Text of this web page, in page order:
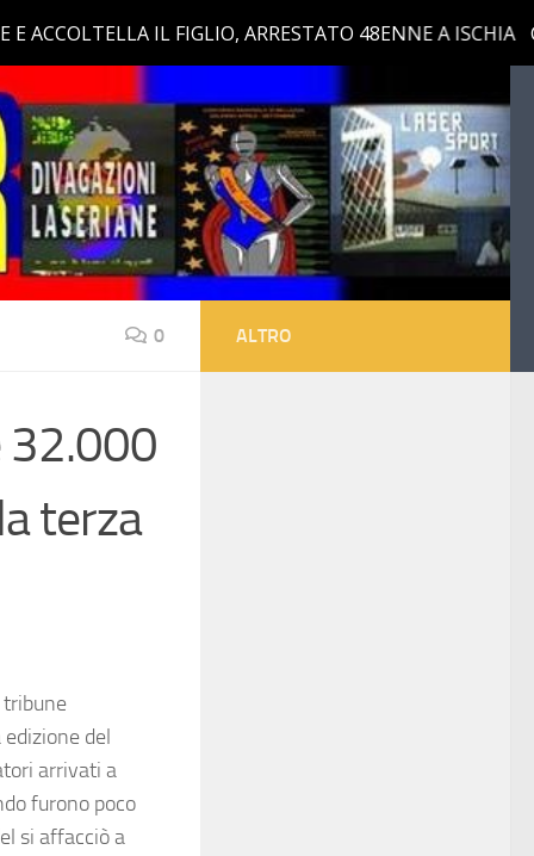
0
32.000
terza
tribune
del
arrivati a
furono poco
si affacciò a
ALTRO